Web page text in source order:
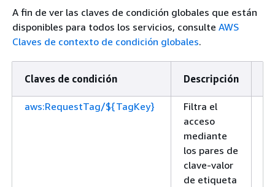
A fin de ver las claves de condición globales que están
disponibles para todos los servicios, consulte AWS
Claves de contexto de condición globales.
Claves de condición Descripción
aws:RequestTag/${TagKey}
Filtra el
acceso
mediante
los pares de
clave-valor
de etiqueta